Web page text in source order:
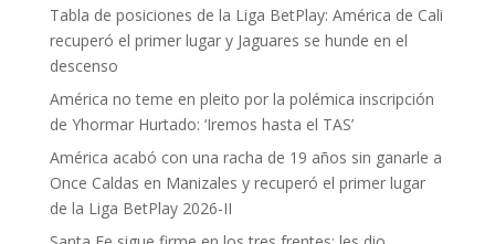
Tabla de posiciones de la Liga BetPlay: América de Cali
recuperó el primer lugar y Jaguares se hunde en el
descenso
América no teme en pleito por la polémica inscripción
de Yhormar Hurtado: ‘Iremos hasta el TAS’
América acabó con una racha de 19 años sin ganarle a
Once Caldas en Manizales y recuperó el primer lugar
de la Liga BetPlay 2026-II